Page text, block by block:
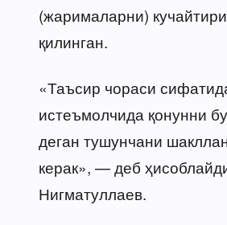
(жарималарни)
қилинган.
«Таъсир чораси
истеъмолчида қонунни
деган тушунчани
керак», — деб
Нигматуллаев.